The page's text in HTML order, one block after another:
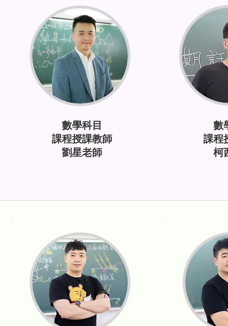
數學科目
課程授課教師
劉星老師
數
課程
柯